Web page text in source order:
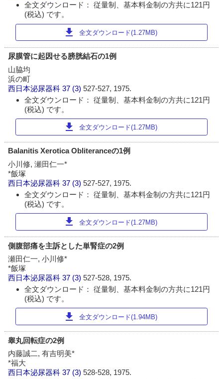
全文ダウンロード： 従量制、基本料金制の方共に121円
(税込) です。
download 全文ダウンロード(1.27MB)
尿膜管に起因せる膀胱結石の1例
山脇均
浜の町
西日本泌尿器科 37 (3)527-527, 1975.
全文ダウンロード： 従量制、基本料金制の方共に121円
(税込) です。
download 全文ダウンロード(1.27MB)
Balanitis Xerotica Obliteranceの1例
小川修, 瀬田仁一*
*飯塚
西日本泌尿器科 37 (3)527-527, 1975.
全文ダウンロード： 従量制、基本料金制の方共に121円
(税込) です。
download 全文ダウンロード(1.27MB)
側腹部痛を主訴とした単腎症の2例
瀬田仁一, 小川修*
*飯塚
西日本泌尿器科 37 (3)527-528, 1975.
全文ダウンロード： 従量制、基本料金制の方共に121円
(税込) です。
download 全文ダウンロード(1.94MB)
睾丸回転症の2例
内藤誠二, 有吉明美*
*福大
西日本泌尿器科 37 (3)528-528, 1975.